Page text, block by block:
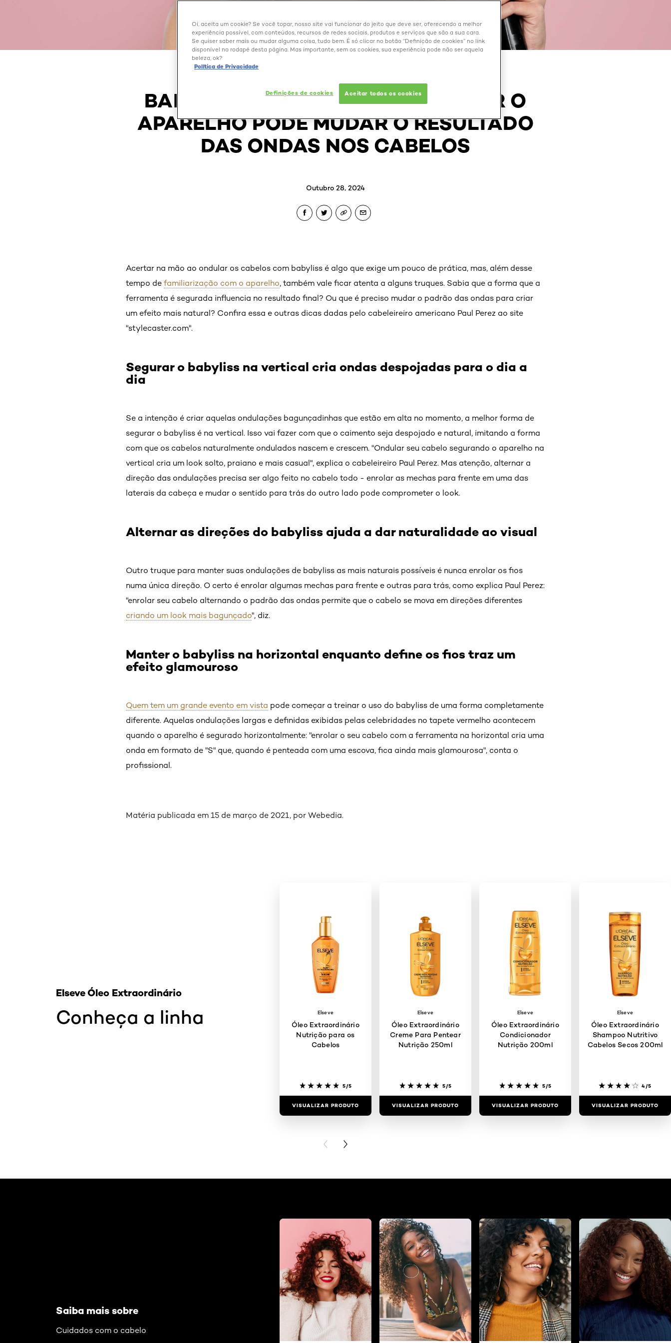
BABYLISS: A MANEIRA DE SEGURAR O
APARELHO PODE MUDAR O RESULTADO
DAS ONDAS NOS CABELOS
Outubro 28, 2024
Acertar na mão ao ondular os cabelos com babyliss é algo que exige um pouco de prática, mas, além desse
tempo de familiarização com o aparelho, também vale ficar atenta a alguns truques. Sabia que a forma que a
ferramenta é segurada influencia no resultado final? Ou que é preciso mudar o padrão das ondas para criar
um efeito mais natural? Confira essa e outras dicas dadas pelo cabeleireiro americano Paul Perez ao site
"stylecaster.com".
Segurar o babyliss na vertical cria ondas despojadas para o dia a
dia
Se a intenção é criar aquelas ondulações bagunçadinhas que estão em alta no momento, a melhor forma de
segurar o babyliss é na vertical. Isso vai fazer com que o caimento seja despojado e natural, imitando a forma
com que os cabelos naturalmente ondulados nascem e crescem. "Ondular seu cabelo segurando o aparelho na
vertical cria um look solto, praiano e mais casual", explica o cabeleireiro Paul Perez. Mas atenção, alternar a
direção das ondulações precisa ser algo feito no cabelo todo - enrolar as mechas para frente em uma das
laterais da cabeça e mudar o sentido para trás do outro lado pode comprometer o look.
Alternar as direções do babyliss ajuda a dar naturalidade ao visual
Outro truque para manter suas ondulações de babyliss as mais naturais possíveis é nunca enrolar os fios
numa única direção. O certo é enrolar algumas mechas para frente e outras para trás, como explica Paul Perez:
"enrolar seu cabelo alternando o padrão das ondas permite que o cabelo se mova em direções diferentes
criando um look mais bagunçado", diz.
Manter o babyliss na horizontal enquanto define os fios traz um
efeito glamouroso
Quem tem um grande evento em vista pode começar a treinar o uso do babyliss de uma forma completamente
diferente. Aquelas ondulações largas e definidas exibidas pelas celebridades no tapete vermelho acontecem
quando o aparelho é segurado horizontalmente: "enrolar o seu cabelo com a ferramenta na horizontal cria uma
onda em formato de "S" que, quando é penteada com uma escova, fica ainda mais glamourosa", conta o
profissional.
Matéria publicada em 15 de março de 2021, por Webedia.
Conheça a linha
Elseve Óleo Extraordinário
Elseve
Óleo Extraordinário
Nutrição para os
Cabelos
5/5
VISUALIZAR PRODUTO
Elseve
Óleo Extraordinário
Creme Para Pentear
Nutrição 250ml
5/5
VISUALIZAR PRODUTO
Elseve
Óleo Extraordinário
Condicionador
Nutrição 200ml
5/5
VISUALIZAR PRODUTO
Elseve
Óleo Extraordinário
Shampoo Nutritivo
Cabelos Secos 200ml
4/5
VISUALIZAR PRODUTO
PREVIOUS CARD
NEXT CARD
Saiba mais sobre
Cuidados com o cabelo
Oi, aceita um cookie? Se você topar, nosso site vai funcionar do jeito que deve ser, oferecendo a melhor
experiência possível, com conteúdos, recursos de redes sociais, produtos e serviços que são a sua cara.
Se quiser saber mais ou mudar alguma coisa, tudo bem. É só clicar no botão “Definição de cookies” no link
disponível no rodapé desta página. Mas importante, sem os cookies, sua experiência pode não ser aquela
beleza, ok?
Política de Privacidade
Definições de cookies Aceitar todos os cookies